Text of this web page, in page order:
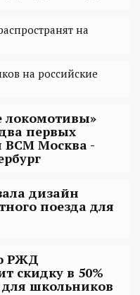
на
на российские
локомотивы»
первых
ВСМ Москва -
дизайн
поезда для
РЖД
скидку в 50%
школьников